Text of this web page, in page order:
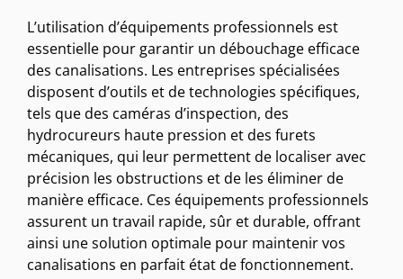
L’utilisation d’équipements professionnels est
essentielle pour garantir un débouchage efficace
des canalisations. Les entreprises spécialisées
disposent d’outils et de technologies spécifiques,
tels que des caméras d’inspection, des
hydrocureurs haute pression et des furets
mécaniques, qui leur permettent de localiser avec
précision les obstructions et de les éliminer de
manière efficace. Ces équipements professionnels
assurent un travail rapide, sûr et durable, offrant
ainsi une solution optimale pour maintenir vos
canalisations en parfait état de fonctionnement.